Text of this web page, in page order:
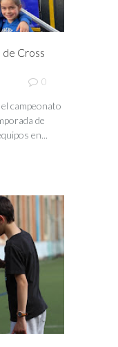
Cross
0
campeonato
de
en...